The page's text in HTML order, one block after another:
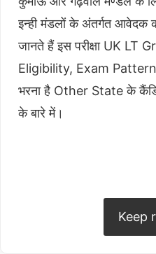
इन्ही मंडलों के अंतर्गत आवेदक
जानते हैं इस परीक्षा UK LT
Eligibility, Exam
भरना है Other State के
के बारे में।
उत्तराखण्ड शिक्षक
सहायक शिक्षक पद के
Keep